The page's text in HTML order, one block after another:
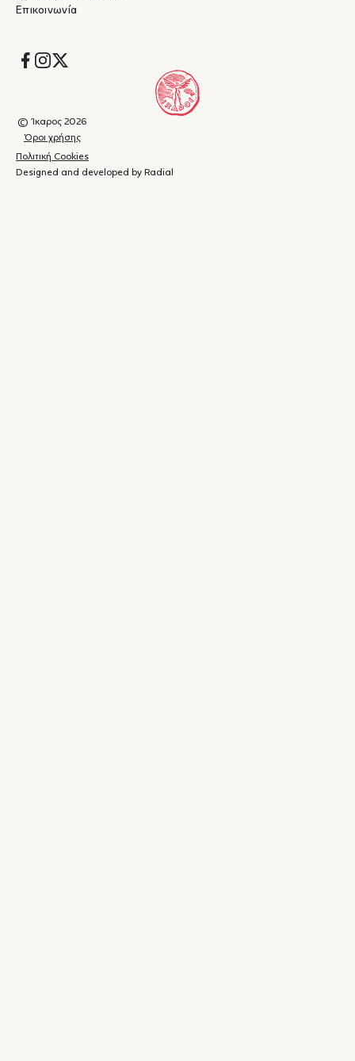
Επικοινωνία
Socials
© Ίκαρος 2026
Όροι χρήσης
Πολιτική Cookies
Designed and developed by Radial